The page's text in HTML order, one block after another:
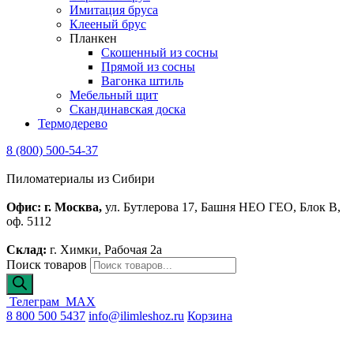
Имитация бруса
Клееный брус
Планкен
Скошенный из сосны
Прямой из сосны
Вагонка штиль
Мебельный щит
Скандинавская доска
Термодерево
8 (800) 500-54-37
Пиломатериалы из Сибири
Офис: г. Москва, ул. Бутлерова 17, Башня НЕО ГЕО, Блок В,
оф. 5112
Склад: г. Химки, Рабочая 2а
Поиск товаров
Телеграм MAX
8 800 500 5437 info@ilimleshoz.ru Корзина